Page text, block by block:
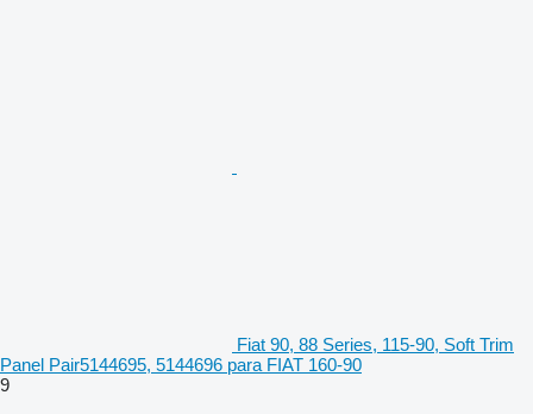
Fiat 90, 88 Series, 115-90, Soft Trim
Panel Pair5144695, 5144696 para FIAT 160-90
9